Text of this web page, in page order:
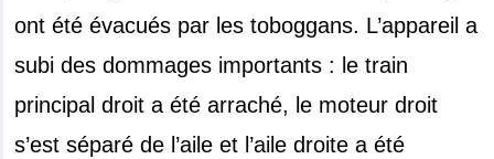
ont été évacués par les toboggans. L’appareil a
subi des dommages importants : le train
principal droit a été arraché, le moteur droit
s’est séparé de l’aile et l’aile droite a été